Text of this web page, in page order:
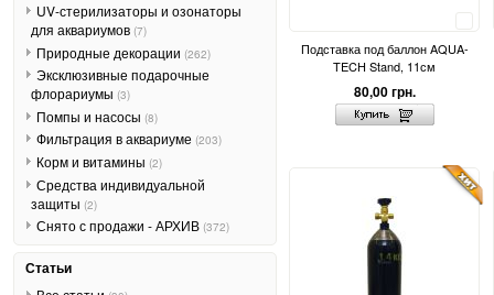
Подставка под баллон AQUA-
TECH Stand, 11см
80,00 грн.
UV-стерилизаторы и озонаторы
для аквариумов (7)
Природные декорации (262)
Эксклюзивные подарочные
флорариумы (3)
Помпы и насосы (8)
Фильтрация в аквариуме (203)
Корм и витамины (2)
Средства индивидуальной
защиты (2)
Снято с продажи - АРХИВ (372)
Статьи